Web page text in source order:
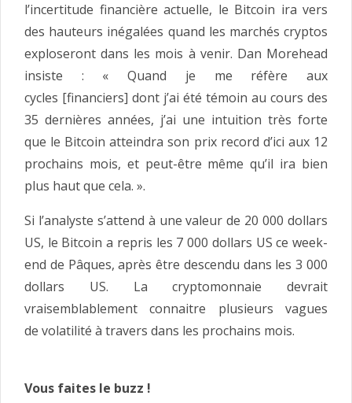
l’incertitude financière actuelle, le Bitcoin ira vers
des hauteurs inégalées quand les marchés cryptos
exploseront dans les mois à venir. Dan Morehead
insiste : « Quand je me réfère aux
cycles [financiers] dont j’ai été témoin au cours des
35 dernières années, j’ai une intuition très forte
que le Bitcoin atteindra son prix record d’ici aux 12
prochains mois, et peut-être même qu’il ira bien
plus haut que cela. ».
Si l’analyste s’attend à une valeur de 20 000 dollars
US, le Bitcoin a repris les 7 000 dollars US ce week-
end de Pâques, après être descendu dans les 3 000
dollars US. La cryptomonnaie devrait
vraisemblablement connaitre plusieurs vagues
de volatilité à travers dans les prochains mois.
Vous faites le buzz !